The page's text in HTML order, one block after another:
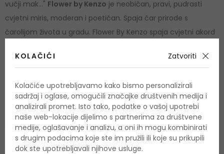
vučji mak..." Flower by Kenzo je neobičan, pravi, pudrasti
cvjetni miris, moderan i poetičan. Spaja čar prirode s
čarolijom života u gradu. Flower By Kenzo spaja cvjetni akord
burbonske vanilije, bijeli mošus i opopanax; i poticajna
izraziti individualni cvjetni miris s jednako izražajnom
pudrastom teksturom.
godine ovaj parfem od Kenzo postao je najbolji ženski
miris.
KOLAČIĆI Zatvoriti
Kolačiće upotrebljavamo kako bismo personalizirali
sadržaj i oglase, omogućili značajke društvenih medija i
analizirali promet. Isto tako, podatke o vašoj upotrebi
naše web-lokacije dijelimo s partnerima za društvene
medije, oglašavanje i analizu, a oni ih mogu kombinirati
s drugim podacima koje ste im pružili ili koje su prikupili
dok ste upotrebljavali njihove usluge.